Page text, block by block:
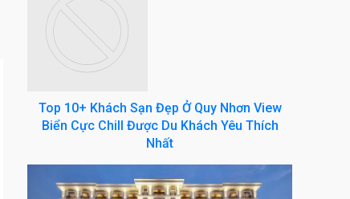
Top 10+ Khách Sạn Đẹp Ở Quy Nhơn View
Biển Cực Chill Được Du Khách Yêu Thích
Nhất